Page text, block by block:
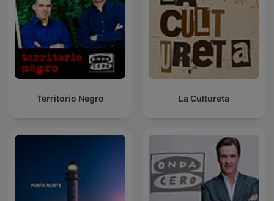
Territorio Negro La Cultureta